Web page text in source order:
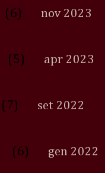
(6) nov 2023
(5) apr 2023
(7) set 2022
(6) gen 2022